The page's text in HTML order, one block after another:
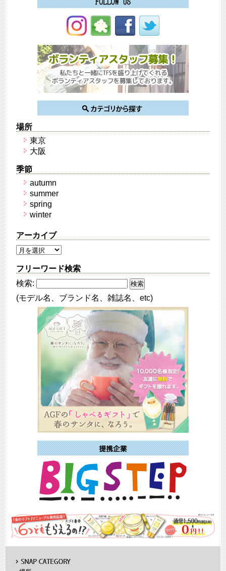
場所
東京
大阪
季節
autumn
summer
spring
winter
アーカイブ
フリーワード検索
検索:
(モデル名、ブランド名、雑誌名、etc)